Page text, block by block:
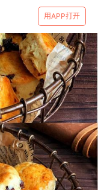
用APP打开